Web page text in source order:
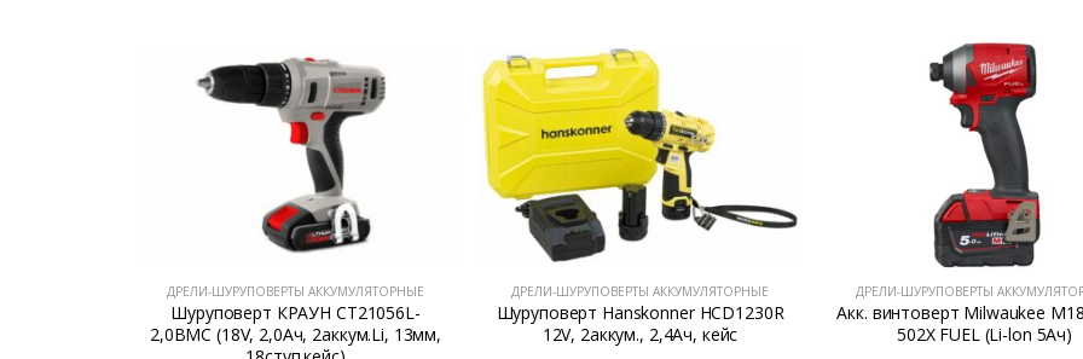
ДРЕЛИ-ШУРУПОВЕРТЫ АККУМУЛЯТОРНЫЕ
Шуруповерт КРАУН СТ21056L-
2,0ВМС (18V, 2,0Ач, 2аккум.Li, 13мм,
ДРЕЛИ-ШУРУПОВЕРТЫ АККУМУЛЯТОРНЫЕ
Шуруповерт Hanskonner HCD1230R
12V, 2аккум., 2,4Ач, кейс
ДРЕЛИ-ШУРУПОВЕРТЫ
Акк. винтоверт Milwaukee
502X FUEL (Li-lon 5Ач)